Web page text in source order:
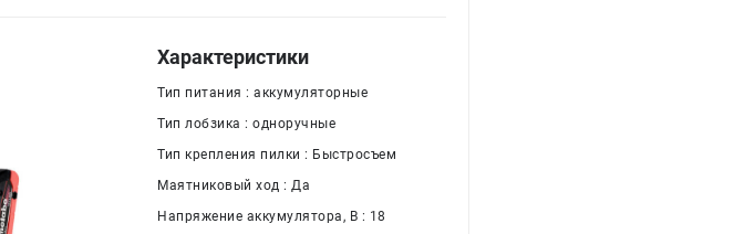
Характеристики
Тип питания : аккумуляторные
Тип лобзика : одноручные
Тип крепления пилки : Быстросъем
Маятниковый ход : Да
Напряжение аккумулятора, В : 18